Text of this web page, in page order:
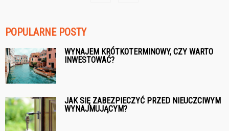
POPULARNE POSTY
WYNAJEM KRÓTKOTERMINOWY, CZY WARTO
INWESTOWAĆ?
JAK SIĘ ZABEZPIECZYĆ PRZED NIEUCZCIWYM
WYNAJMUJĄCYM?